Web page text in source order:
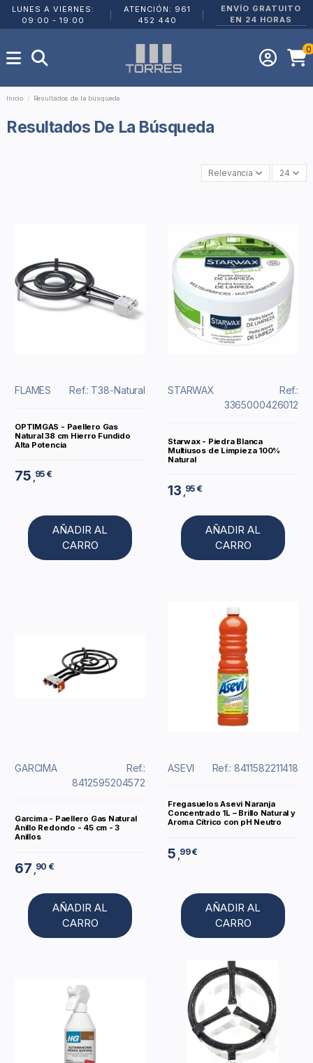
LUNES A VIERNES:
09:00 - 19:00
ATENCIÓN: 961
452 440
ENVÍO GRATUITO
EN 24 HORAS
0
Inicio Resultados de la búsqueda
Resultados De La Búsqueda
Relevancia 24
FLAMES Ref.: T38-Natural
OPTIMGAS - Paellero Gas
Natural 38 cm Hierro Fundido
Alta Potencia
75 ,95 €
AÑADIR AL
CARRO
STARWAX
Ref.:
3365000426012
Starwax - Piedra Blanca
Multiusos de Limpieza 100%
Natural
13 ,95 €
AÑADIR AL
CARRO
GARCIMA
Ref.:
8412595204572
Garcima - Paellero Gas Natural
Anillo Redondo - 45 cm - 3
Anillos
67 90 €
AÑADIR AL
CARRO
ASEVI Ref.: 8411582211418
Fregasuelos Asevi Naranja
Concentrado 1L – Brillo Natural y
Aroma Cítrico con pH Neutro
5 99 €
AÑADIR AL
CARRO